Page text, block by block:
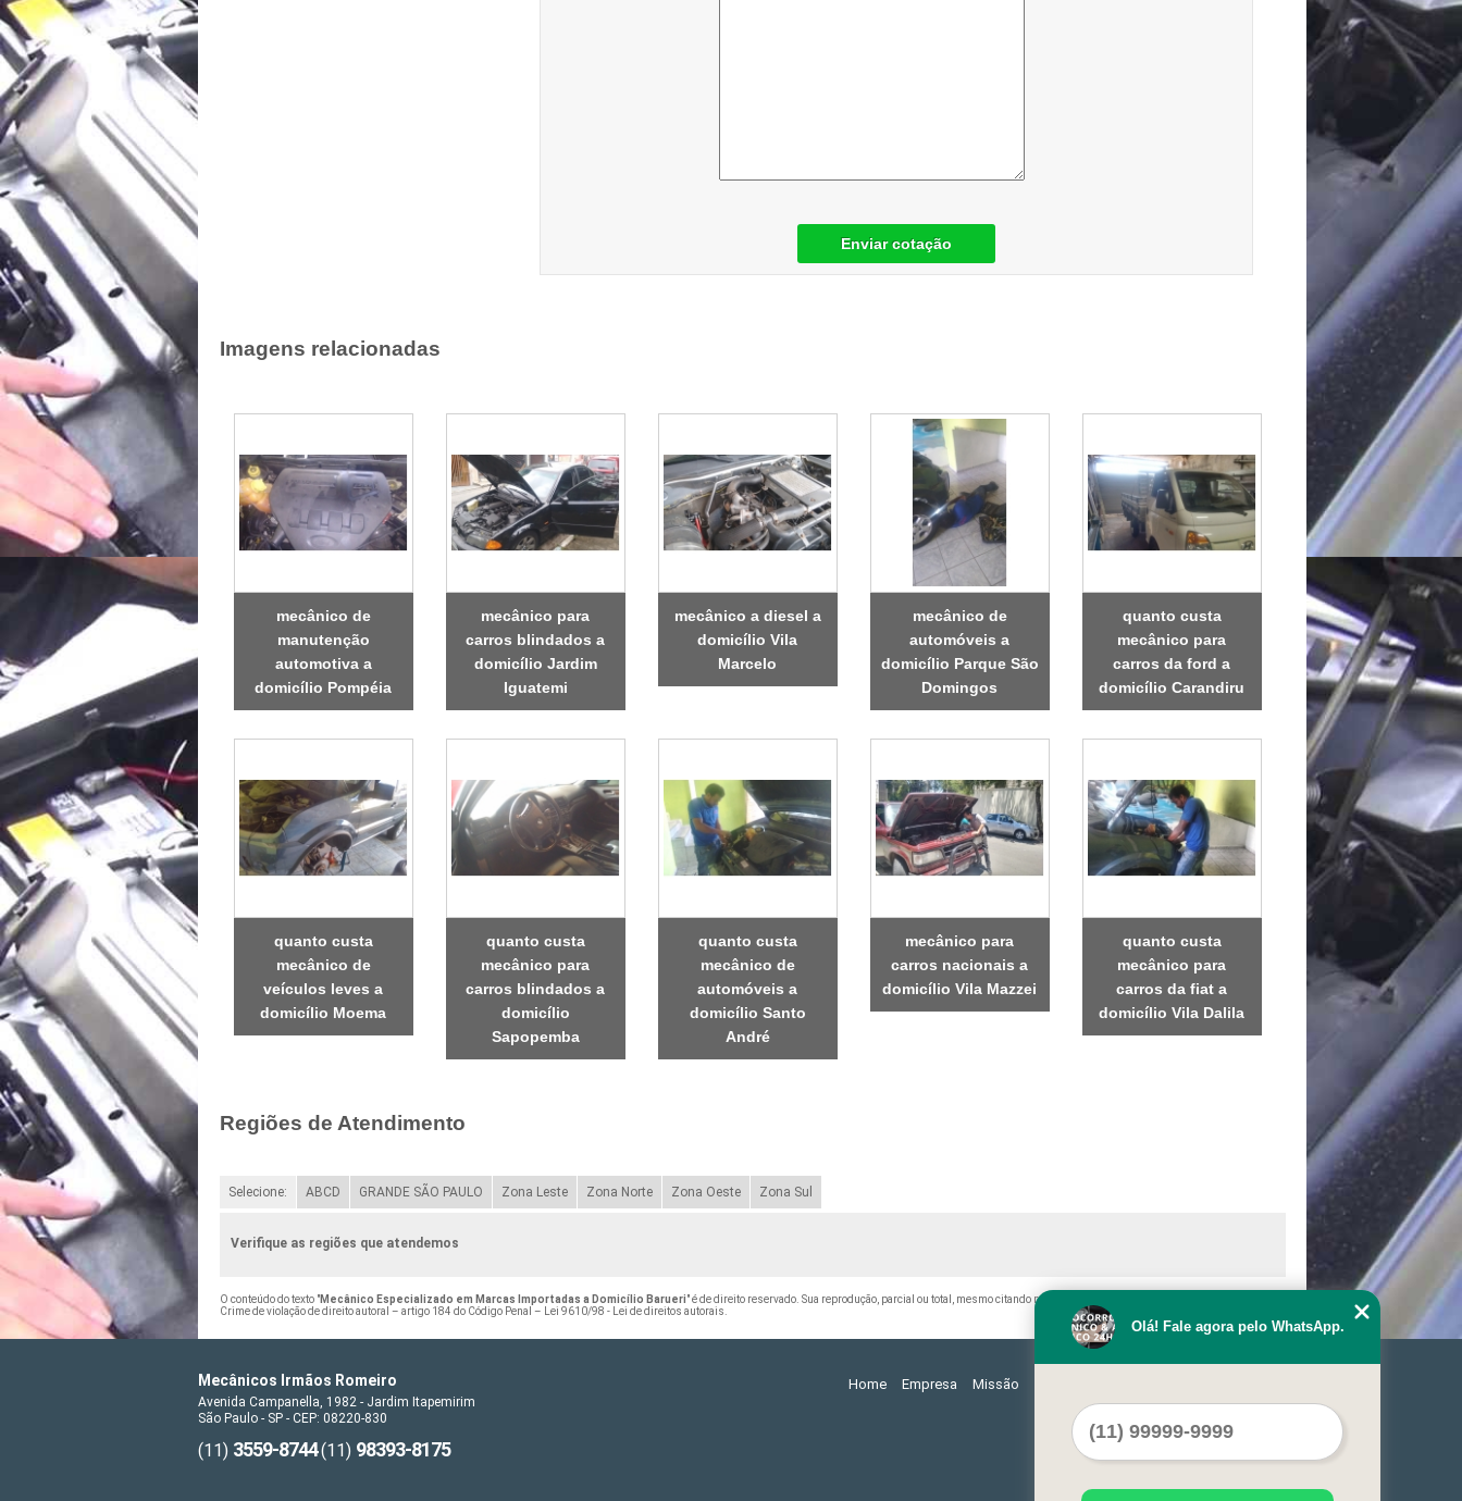
Enviar cotação
Imagens relacionadas
mecânico de
manutenção
automotiva a
domicílio Pompéia
mecânico para
carros blindados a
domicílio Jardim
Iguatemi
mecânico a diesel a
domicílio Vila
Marcelo
mecânico de
automóveis a
domicílio Parque São
Domingos
quanto custa
mecânico para
carros da ford a
domicílio Carandiru
quanto custa
mecânico de
veículos leves a
domicílio Moema
quanto custa
mecânico para
carros blindados a
domicílio
Sapopemba
quanto custa
mecânico de
automóveis a
domicílio Santo
André
mecânico para
carros nacionais a
domicílio Vila Mazzei
quanto custa
mecânico para
carros da fiat a
domicílio Vila Dalila
Regiões de Atendimento
Selecione: ABCD GRANDE SÃO PAULO Zona Leste Zona Norte Zona Oeste Zona Sul
Verifique as regiões que atendemos
O conteúdo do texto "Mecânico Especializado em Marcas Importadas a Domicílio Barueri" é de direito reservado. Sua reprodução, parcial ou total, mesmo citando nossos links, é proibida sem a autorização do autor.
Crime de violação de direito autoral – artigo 184 do Código Penal – Lei 9610/98 - Lei de direitos autorais.
Mecânicos Irmãos Romeiro
Avenida Campanella, 1982 - Jardim Itapemirim
São Paulo - SP - CEP: 08220-830
(11) 3559-8744(11) 98393-8175
Home Empresa Missão
Olá! Fale agora pelo WhatsApp.